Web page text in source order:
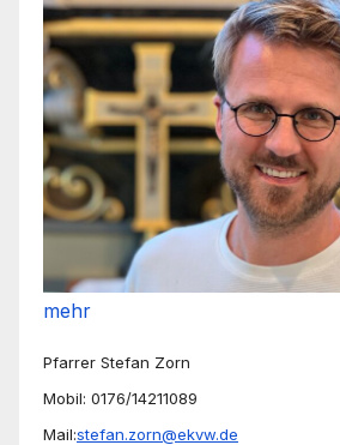
mehr
Pfarrer Stefan Zorn
Mobil: 0176/14211089
Mail:stefan.zorn@ekvw.de